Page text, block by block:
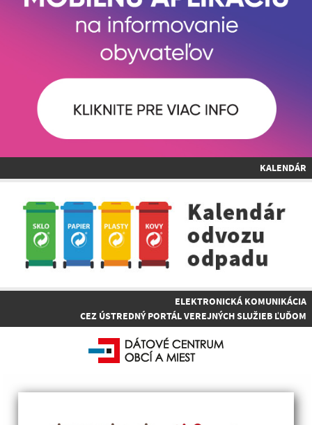
KALENDÁR
ELEKTRONICKÁ KOMUNIKÁCIA
CEZ ÚSTREDNÝ PORTÁL VEREJNÝCH SLUŽIEB ĽUĎOM